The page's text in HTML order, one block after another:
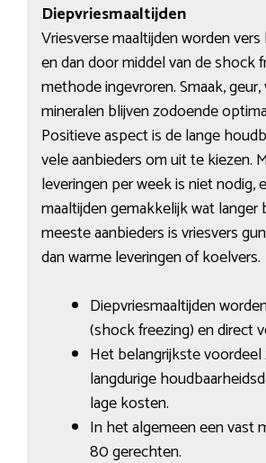
Diepvriesmaaltijden
Vriesverse maaltijden worden
en dan door middel van de shock
methode ingevroren. Smaak,
mineralen blijven zodoende
Positieve aspect is de lange
vele aanbieders om uit te kiezen.
leveringen per week is niet nodig,
maaltijden gemakkelijk wat langer
meeste aanbieders is vriesvers
dan warme leveringen of koelvers.
Diepvriesmaaltijden
(shock freezing) en direct
Het belangrijkste voordeel
langdurige
lage kosten.
In het algemeen een vast
80 gerechten.